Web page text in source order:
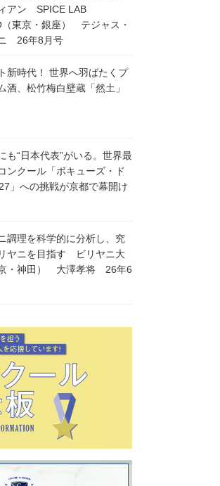
アン SPICE LAB
（東京・銀座） テジャス・
26年8月号
新時代！ 世界へ羽ばたくプ
酒、松竹梅白壁蔵「然土」
も“日本代表”がいる。世界最
ンクール「ボキューズ・ド
」への挑戦が京都で幕開け
調理を科学的に分析し、究
ヤニを目指す ビリヤニ大
・神田） 大澤孝将 26年6